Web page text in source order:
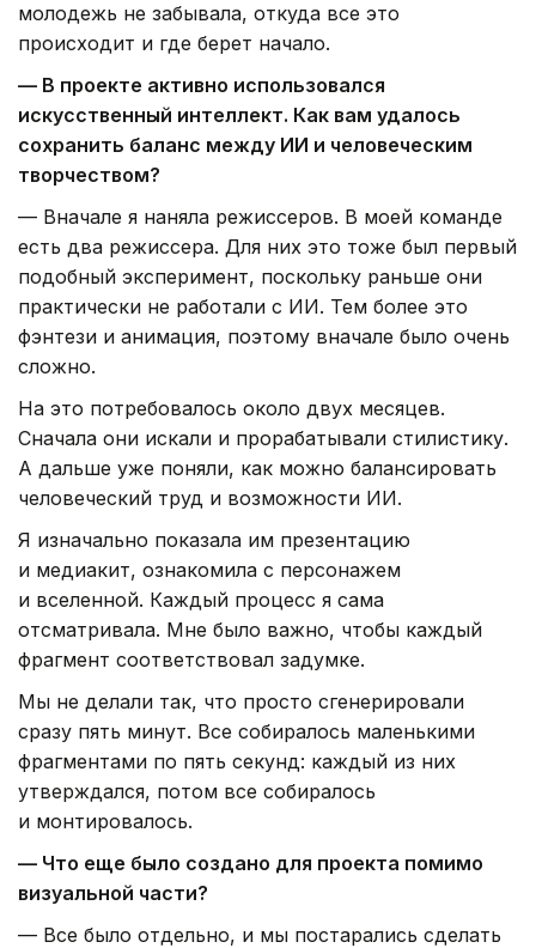
молодежь не забывала, откуда все это
происходит и где берет начало.
— В проекте активно использовался
искусственный интеллект. Как вам удалось
сохранить баланс между ИИ и человеческим
творчеством?
— Вначале я наняла режиссеров. В моей команде
есть два режиссера. Для них это тоже был первый
подобный эксперимент, поскольку раньше они
практически не работали с ИИ. Тем более это
фэнтези и анимация, поэтому вначале было очень
сложно.
На это потребовалось около двух месяцев.
Сначала они искали и прорабатывали стилистику.
А дальше уже поняли, как можно балансировать
человеческий труд и возможности ИИ.
Я изначально показала им презентацию
и медиакит, ознакомила с персонажем
и вселенной. Каждый процесс я сама
отсматривала. Мне было важно, чтобы каждый
фрагмент соответствовал задумке.
Мы не делали так, что просто сгенерировали
сразу пять минут. Все собиралось маленькими
фрагментами по пять секунд: каждый из них
утверждался, потом все собиралось
и монтировалось.
— Что еще было создано для проекта помимо
визуальной части?
— Все было отдельно, и мы постарались сделать